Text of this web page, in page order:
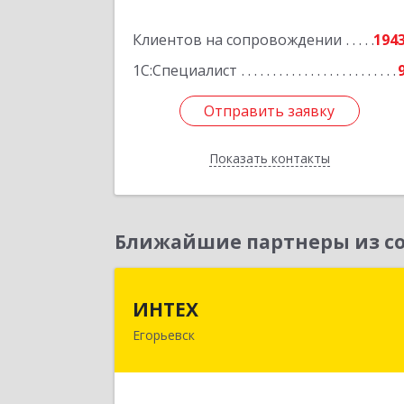
Клиентов на сопровождении
1С:Специалист
Отправить заявку
Показать контакты
Отправить заявку
Назад
Ближайшие партнеры из
ИНТЕХ
Егорьевск
140300, Московская обл, Егорьевск г,